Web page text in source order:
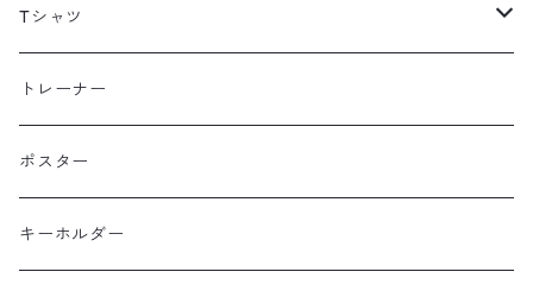
海外
北海道
東北
上信越・尾瀬・日光・北関東
Tシャツ
半袖
コットン
ポリエステル
長袖
Performance Art Wear
トレーナー
ポスター
キーホルダー